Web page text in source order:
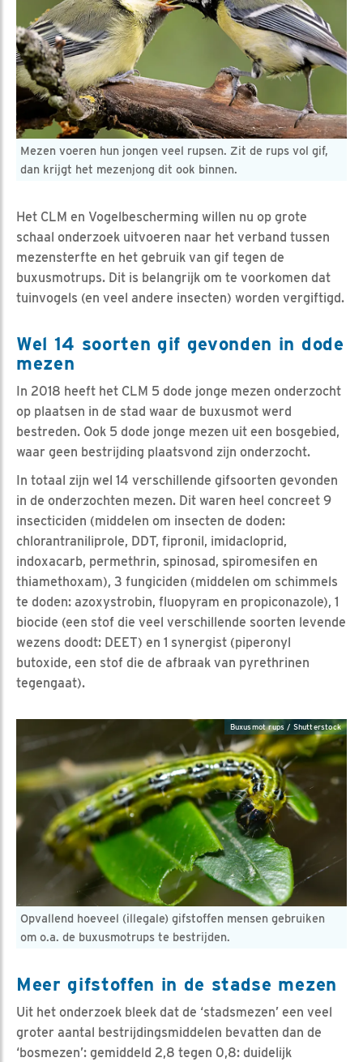
Mezen voeren hun jongen veel rupsen. Zit de rups vol gif,
dan krijgt het mezenjong dit ook binnen.
Het CLM en Vogelbescherming willen nu op grote
schaal onderzoek uitvoeren naar het verband tussen
mezensterfte en het gebruik van gif tegen de
buxusmotrups. Dit is belangrijk om te voorkomen dat
tuinvogels (en veel andere insecten) worden vergiftigd.
Wel 14 soorten gif gevonden in dode
mezen
In 2018 heeft het CLM 5 dode jonge mezen onderzocht
op plaatsen in de stad waar de buxusmot werd
bestreden. Ook 5 dode jonge mezen uit een bosgebied,
waar geen bestrijding plaatsvond zijn onderzocht.
In totaal zijn wel 14 verschillende gifsoorten gevonden
in de onderzochten mezen. Dit waren heel concreet 9
insecticiden (middelen om insecten de doden:
chlorantraniliprole, DDT, fipronil, imidacloprid,
indoxacarb, permethrin, spinosad, spiromesifen en
thiamethoxam), 3 fungiciden (middelen om schimmels
te doden: azoxystrobin, fluopyram en propiconazole), 1
biocide (een stof die veel verschillende soorten levende
wezens doodt: DEET) en 1 synergist (piperonyl
butoxide, een stof die de afbraak van pyrethrinen
tegengaat).
Opvallend hoeveel (illegale) gifstoffen mensen gebruiken
om o.a. de buxusmotrups te bestrijden.
Buxusmot rups / Shutterstock
Meer gifstoffen in de stadse mezen
Uit het onderzoek bleek dat de ‘stadsmezen’ een veel
groter aantal bestrijdingsmiddelen bevatten dan de
‘bosmezen’: gemiddeld 2,8 tegen 0,8: duidelijk